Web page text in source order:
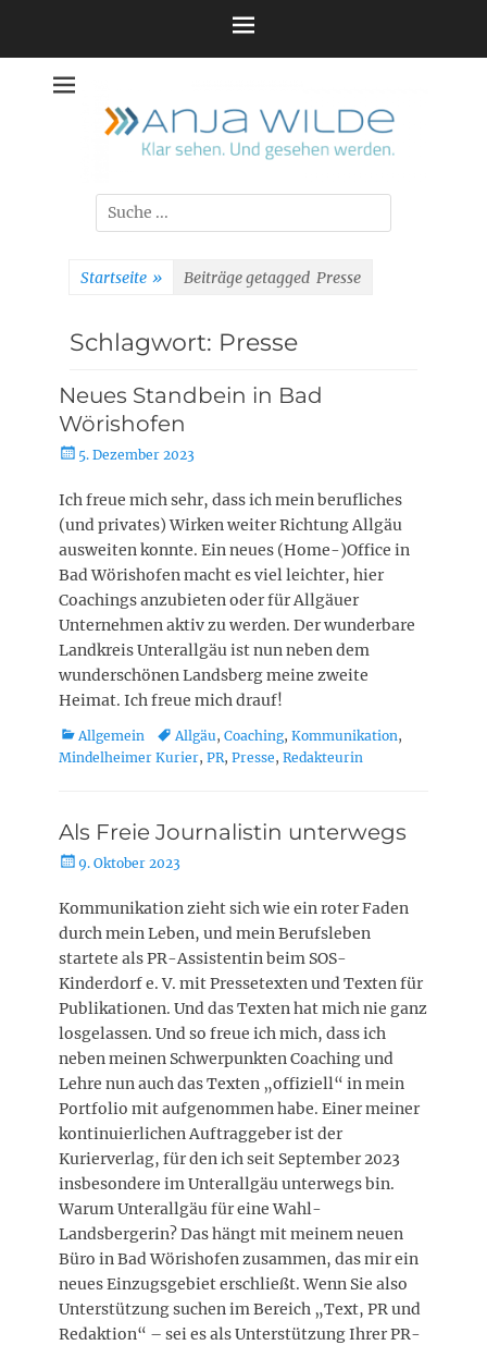
springen
Suche
nach:
Startseite » Beiträge getagged Presse
Schlagwort: Presse
Neues Standbein in Bad
Wörishofen
Posted5. Dezember 2023
Ich freue mich sehr, dass ich mein berufliches
(und privates) Wirken weiter Richtung Allgäu
ausweiten konnte. Ein neues (Home-)Office in
Bad Wörishofen macht es viel leichter, hier
Coachings anzubieten oder für Allgäuer
Unternehmen aktiv zu werden. Der wunderbare
Landkreis Unterallgäu ist nun neben dem
wunderschönen Landsberg meine zweite
Heimat. Ich freue mich drauf!
Kategorien
Allgemein Schlagworte
Allgäu, Coaching, Kommunikation,
Mindelheimer Kurier, PR, Presse, Redakteurin
Als Freie Journalistin unterwegs
Posted
9. Oktober 2023
Kommunikation zieht sich wie ein roter Faden
durch mein Leben, und mein Berufsleben
startete als PR-Assistentin beim SOS-
Kinderdorf e. V. mit Pressetexten und Texten für
Publikationen. Und das Texten hat mich nie ganz
losgelassen. Und so freue ich mich, dass ich
neben meinen Schwerpunkten Coaching und
Lehre nun auch das Texten „offiziell“ in mein
Portfolio mit aufgenommen habe. Einer meiner
kontinuierlichen Auftraggeber ist der
Kurierverlag, für den ich seit September 2023
insbesondere im Unterallgäu unterwegs bin.
Warum Unterallgäu für eine Wahl-
Landsbergerin? Das hängt mit meinem neuen
Büro in Bad Wörishofen zusammen, das mir ein
neues Einzugsgebiet erschließt. Wenn Sie also
Unterstützung suchen im Bereich „Text, PR und
Redaktion“ – sei es als Unterstützung Ihrer PR-